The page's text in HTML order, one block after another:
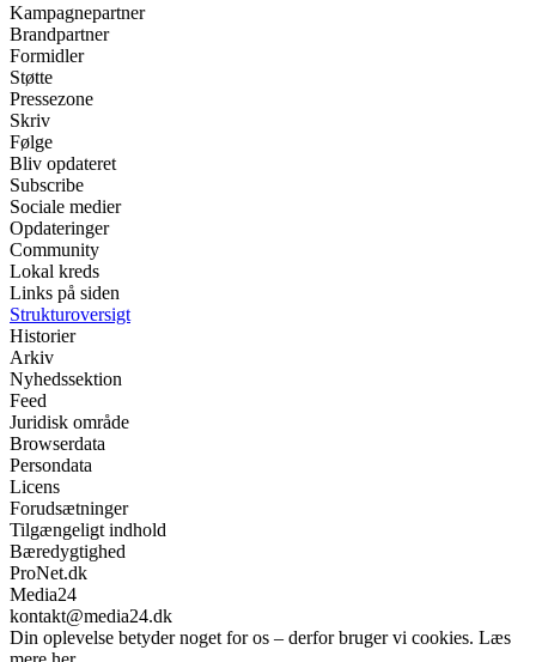
Kampagnepartner
Brandpartner
Formidler
Støtte
Pressezone
Skriv
Følge
Bliv opdateret
Subscribe
Sociale medier
Opdateringer
Community
Lokal kreds
Links på siden
Strukturoversigt
Historier
Arkiv
Nyhedssektion
Feed
Juridisk område
Browserdata
Persondata
Licens
Forudsætninger
Tilgængeligt indhold
Bæredygtighed
ProNet.dk
Media24
kontakt@media24.dk
Din oplevelse betyder noget for os – derfor bruger vi cookies. Læs